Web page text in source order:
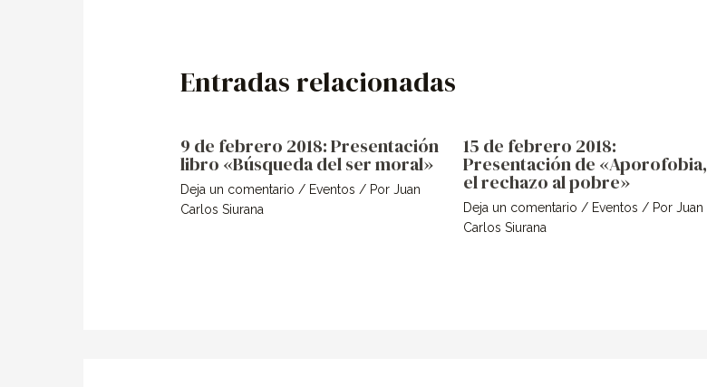
Entradas relacionadas
9 de febrero 2018: Presentación
libro «Búsqueda del ser moral»
Deja un comentario / Eventos / Por Juan
Carlos Siurana
15 de febrero 2018:
Presentación de «Aporofobia,
el rechazo al pobre»
Deja un comentario / Eventos / Por Juan
Carlos Siurana